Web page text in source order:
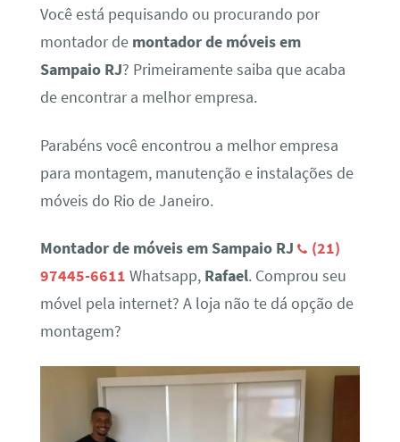
Você está pequisando ou procurando por
montador de montador de móveis em
Sampaio RJ? Primeiramente saiba que acaba
de encontrar a melhor empresa.
Parabéns você encontrou a melhor empresa
para montagem, manutenção e instalações de
móveis do Rio de Janeiro.
Montador de móveis em Sampaio RJ
(21)
97445-6611 Whatsapp, Rafael. Comprou seu
móvel pela internet? A loja não te dá opção de
montagem?